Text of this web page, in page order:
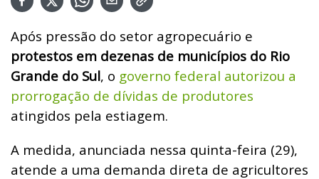
Após pressão do setor agropecuário e
protestos em dezenas de municípios do Rio
Grande do Sul, o governo federal autorizou a
prorrogação de dívidas de produtores
atingidos pela estiagem.
A medida, anunciada nessa quinta-feira (29),
atende a uma demanda direta de agricultores